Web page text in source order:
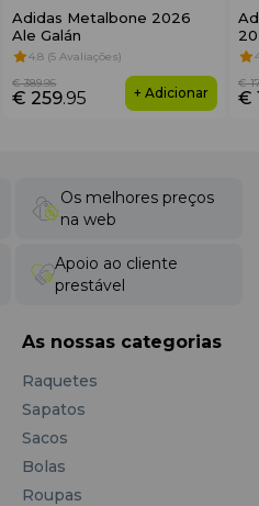
Adidas Metalbone 2026
Ale Galán
4.8 (5 Avaliações)
€ 259.95
€ 389.95
+ Adicionar €
€
Os melhores preços
na web
Apoio ao cliente
prestável
As nossas categorias
Raquetes
Sapatos
Sacos
Bolas
Roupas